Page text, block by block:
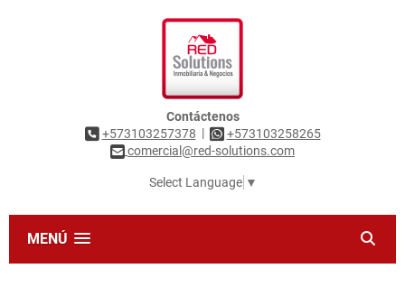
Contáctenos
+573103257378 |
+573103258265
comercial@red-solutions.com
Select Language ▼
MENÚ